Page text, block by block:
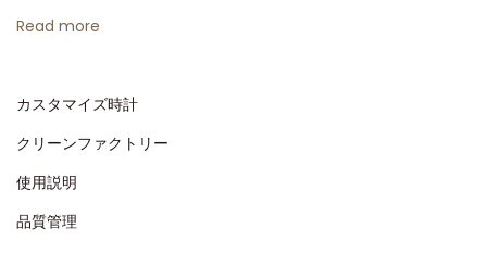
ー
ー
ン
ク
Read more
カスタマイズ時計
クリーンファクトリー
使用説明
品質管理